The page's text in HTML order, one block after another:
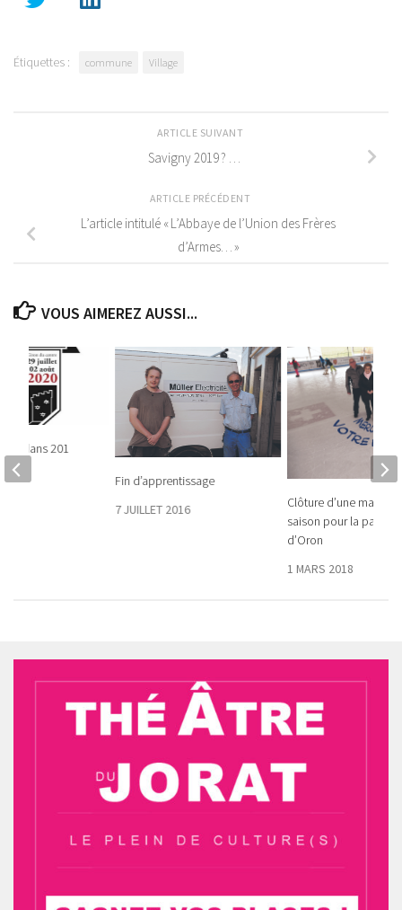
Étiquettes : commune Village
ARTICLE SUIVANT
Savigny 2019 ? …
ARTICLE PRÉCÉDENT
L’article intitulé « L’Abbaye de l’Union des Frères
d’Armes… »
VOUS AIMEREZ AUSSI...
Fin d’apprentissage
7 JUILLET 2016
Clôture d’une
saison pour la
d’Oron
1 MARS 2018
dans 201